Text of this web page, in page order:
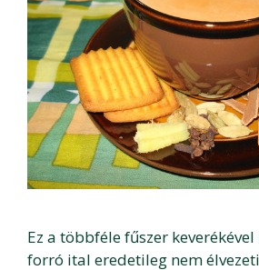
Ez a többféle fűszer
forró ital eredetileg nem